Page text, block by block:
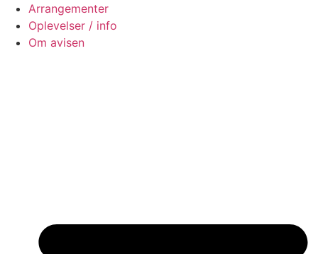
Arrangementer
Oplevelser / info
Om avisen